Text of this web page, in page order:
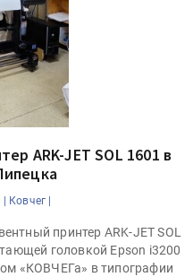
ARK-JET SOL 1601 в
| Ковчег |
принтер ARK-JET SOL
головкой Epson i3200
«КОВЧЕГа» в типографии